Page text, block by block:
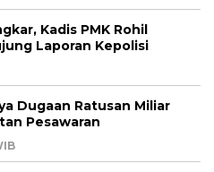
Kadis PMK Rohil
Laporan Kepolisi
Dugaan Ratusan Miliar
Pesawaran